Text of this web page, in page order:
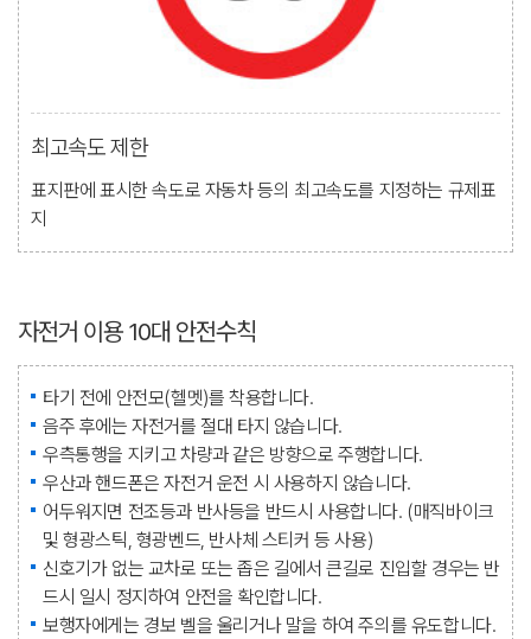
최고속도 제한
표지판에 표시한 속도로 자동차 등의 최고속도를 지정하는 규제표
지
자전거 이용 10대 안전수칙
타기 전에 안전모(헬멧)를 착용합니다.
음주 후에는 자전거를 절대 타지 않습니다.
우측통행을 지키고 차량과 같은 방향으로 주행합니다.
우산과 핸드폰은 자전거 운전 시 사용하지 않습니다.
어두워지면 전조등과 반사등을 반드시 사용합니다. (매직바이크
및 형광스틱, 형광벤드, 반사체 스티커 등 사용)
신호기가 없는 교차로 또는 좁은 길에서 큰길로 진입할 경우는 반
드시 일시 정지하여 안전을 확인합니다.
보행자에게는 경보 벨을 울리거나 말을 하여 주의를 유도합니다.